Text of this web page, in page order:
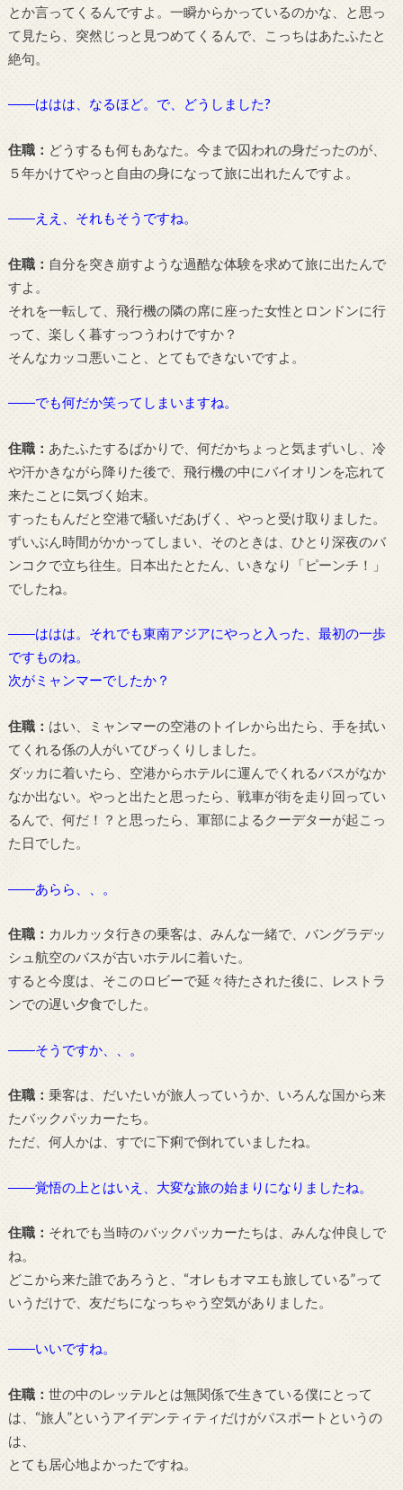
とか言ってくるんですよ。一瞬からかっているのかな、と思っ
て見たら、突然じっと見つめてくるんで、こっちはあたふたと
絶句。
――ははは、なるほど。で、どうしました?
住職： どうするも何もあなた。今まで囚われの身だったのが、
５年かけてやっと自由の身になって旅に出れたんですよ。
――ええ、それもそうですね。
住職： 自分を突き崩すような過酷な体験を求めて旅に出たんで
すよ。
それを一転して、飛行機の隣の席に座った女性とロンドンに行
って、楽しく暮すっつうわけですか？
そんなカッコ悪いこと、とてもできないですよ。
――でも何だか笑ってしまいますね。
住職： あたふたするばかりで、何だかちょっと気まずいし、冷
や汗かきながら降りた後で、飛行機の中にバイオリンを忘れて
来たことに気づく始末。
すったもんだと空港で騒いだあげく、やっと受け取りました。
ずいぶん時間がかかってしまい、そのときは、ひとり深夜のバ
ンコクで立ち往生。日本出たとたん、いきなり「ピーンチ！」
でしたね。
――ははは。それでも東南アジアにやっと入った、最初の一歩
ですものね。
次がミャンマーでしたか？
住職： はい、ミャンマーの空港のトイレから出たら、手を拭い
てくれる係の人がいてびっくりしました。
ダッカに着いたら、空港からホテルに運んでくれるバスがなか
なか出ない。やっと出たと思ったら、戦車が街を走り回ってい
るんで、何だ！？と思ったら、軍部によるクーデターが起こっ
た日でした。
――あらら、、。
住職： カルカッタ行きの乗客は、みんな一緒で、バングラデッ
シュ航空のバスが古いホテルに着いた。
すると今度は、そこのロビーで延々待たされた後に、レストラ
ンでの遅い夕食でした。
――そうですか、、。
住職： 乗客は、だいたいが旅人っていうか、いろんな国から来
たバックパッカーたち。
ただ、何人かは、すでに下痢で倒れていましたね。
――覚悟の上とはいえ、大変な旅の始まりになりましたね。
住職： それでも当時のバックパッカーたちは、みんな仲良しで
ね。
どこから来た誰であろうと、“オレもオマエも旅している”って
いうだけで、友だちになっちゃう空気がありました。
――いいですね。
住職： 世の中のレッテルとは無関係で生きている僕にとって
は、“旅人”というアイデンティティだけがパスポートというの
は、
とても居心地よかったですね。